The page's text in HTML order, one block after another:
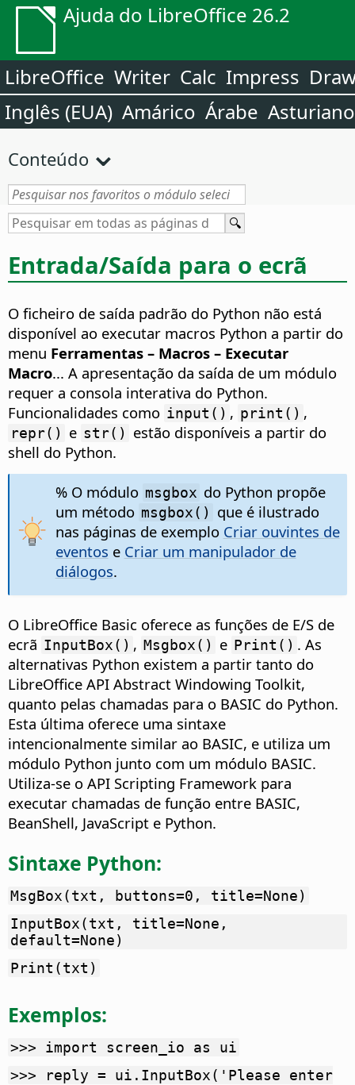
Ajuda do LibreOffice 26.2
LibreOffice Writer Calc Impress
Inglês (EUA) Amárico Árabe Asturiano
Conteúdo
Entrada/Saída para o ecrã
O ficheiro de saída padrão do Python não está
disponível ao executar macros Python a partir do
menu Ferramentas – Macros – Executar
Macro... A apresentação da saída de um módulo
requer a consola interativa do Python.
Funcionalidades como input() , print() ,
repr() e str()
estão disponíveis a partir do
shell do Python.
% O módulo msgbox do Python propõe
um método msgbox()
que é ilustrado
nas páginas de exemplo Criar ouvintes de
eventos e Criar um manipulador de
diálogos.
O LibreOffice Basic oferece as funções de E/S de
ecrã InputBox() , Msgbox() e Print() . As
alternativas Python existem a partir tanto do
LibreOffice API Abstract Windowing Toolkit,
quanto pelas chamadas para o BASIC do Python.
Esta última oferece uma sintaxe
intencionalmente similar ao BASIC, e utiliza um
módulo Python junto com um módulo BASIC.
Utiliza-se o API Scripting Framework para
executar chamadas de função entre BASIC,
BeanShell, JavaScript e Python.
Sintaxe Python:
MsgBox(txt, buttons=0, title=None)
InputBox(txt, title=None,
default=None)
Print(txt)
Exemplos:
>>> import screen_io as ui
>>> reply = ui.InputBox('Please enter